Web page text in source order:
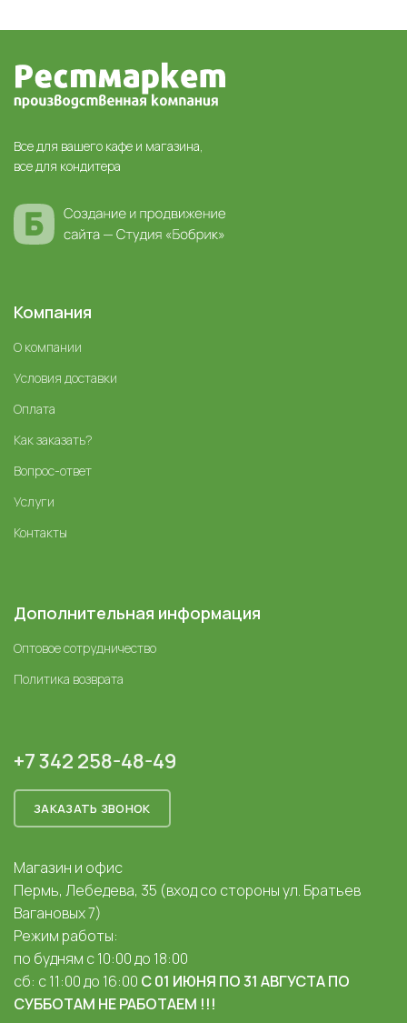
Все для вашего кафе и магазина,
все для кондитера
Компания
О компании
Условия доставки
Оплата
Как заказать?
Вопрос-ответ
Услуги
Контакты
Дополнительная информация
Оптовое сотрудничество
Политика возврата
+7 342 258-48-49
ЗАКАЗАТЬ ЗВОНОК
Магазин и офис
Пермь, Лебедева, 35 (вход со стороны ул. Братьев
Вагановых 7)
Режим работы:
по будням с 10:00 до 18:00
сб: с 11:00 до 16:00 С 01 ИЮНЯ ПО 31 АВГУСТА ПО
СУББОТАМ НЕ РАБОТАЕМ !!!